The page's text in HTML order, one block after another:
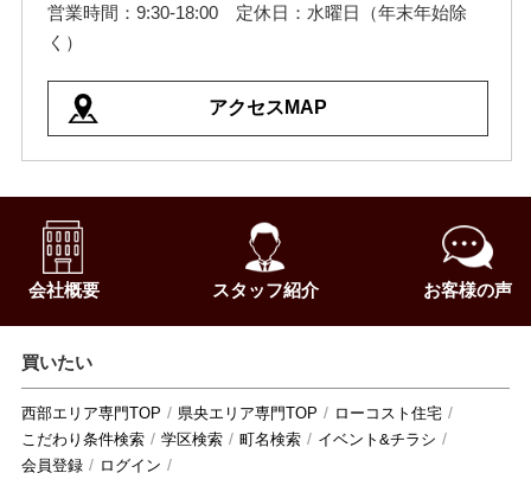
営業時間：9:30-18:00 定休日：水曜日（年末年始除
く）
アクセスMAP
会社概要 スタッフ紹介 お客様の声
買いたい
西部エリア専門TOP 県央エリア専門TOP
ローコスト住宅
こだわり条件検索
学区検索 町名検索
イベント&チラシ
会員登録
ログイン